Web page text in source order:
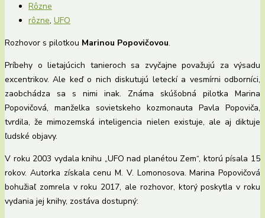
Rôzne
rôzne, UFO
Rozhovor s pilotkou Marinou Popovičovou.
Príbehy o lietajúcich tanieroch sa zvyčajne považujú za výsadu
excentrikov. Ale keď o nich diskutujú leteckí a vesmírni odborníci,
zaobchádza sa s nimi inak. Známa skúšobná pilotka Marina
Popovičová, manželka sovietskeho kozmonauta Pavla Popoviča,
tvrdila, že mimozemská inteligencia nielen existuje, ale aj diktuje
ľudské objavy.
V roku 2003 vydala knihu „UFO nad planétou Zem“, ktorú písala 15
rokov. Autorka získala cenu M. V. Lomonosova. Marina Popovičová
bohužiaľ zomrela v roku 2017, ale rozhovor, ktorý poskytla v roku
vydania jej knihy, zostáva dostupný: